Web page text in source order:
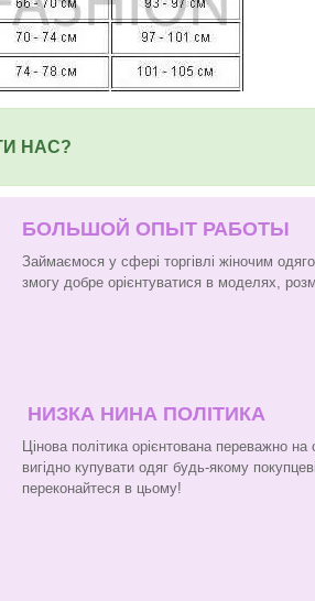
НАС?
БОЛЬШОЙ ОПЫТ РАБОТЫ
Займаємося у сфері торгівлі жіночим
змогу добре орієнтуватися в моделях,
НИЗКА НИНА ПОЛІТИКА
Цінова політика орієнтована переважно
вигідно купувати одяг будь-якому
переконайтеся в цьому!